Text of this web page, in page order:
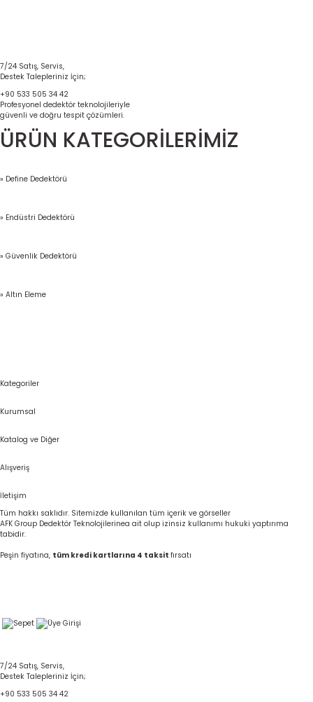
7/24 Satış, Servis,
Destek Talepleriniz İçin;
+90 533 505 34 42
Profesyonel dedektör teknolojileriyle
güvenli ve doğru tespit çözümleri.
ÜRÜN KATEGORİLERİMİZ
» Define Dedektörü
» Endüstri Dedektörü
» Güvenlik Dedektörü
» Altın Eleme
Kategoriler
Kurumsal
Katalog ve Diğer
Alışveriş
İletişim
Tüm hakkı saklıdır. Sitemizde kullanılan tüm içerik ve görseller
AFK Group Dedektör Teknolojilerinea ait olup izinsiz kullanımı hukuki yaptırıma
tabidir.
Peşin fiyatına, tüm kredi kartlarına 4 taksit fırsatı
7/24 Satış, Servis,
Destek Talepleriniz İçin;
+90 533 505 34 42